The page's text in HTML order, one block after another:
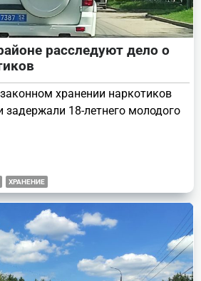
расследуют дело о
хранении наркотиков
задержали 18-летнего молодого
ХРАНЕНИЕ